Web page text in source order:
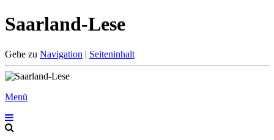
Saarland-Lese
Gehe zu Navigation | Seiteninhalt
Menü